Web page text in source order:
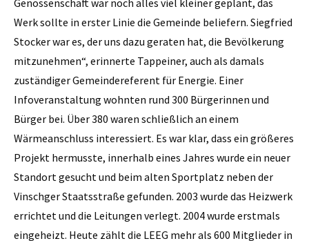
Werk sollte in erster Linie die Gemeinde beliefern. Siegfried
Stocker war es, der uns dazu geraten hat, die Bevölkerung
mitzunehmen“, erinnerte Tappeiner, auch als damals
zuständiger Gemeindereferent für Energie. Einer
Infoveranstaltung wohnten rund 300 Bürgerinnen und
Bürger bei. Über 380 waren schließlich an einem
Wärmeanschluss interessiert. Es war klar, dass ein größeres
Projekt hermusste, innerhalb eines Jahres wurde ein neuer
Standort gesucht und beim alten Sportplatz neben der
Vinschger Staatsstraße gefunden. 2003 wurde das Heizwerk
errichtet und die Leitungen verlegt. 2004 wurde erstmals
eingeheizt. Heute zählt die LEEG mehr als 600 Mitglieder in